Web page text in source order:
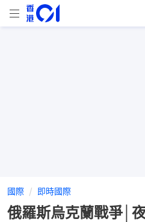
國際 即時國際
俄羅斯烏克蘭戰爭│